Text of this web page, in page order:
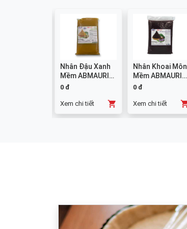
Nhân Đậu Xanh
Mềm ABMAURI
3kg
0 đ
Xem chi tiết
Nhân Khoai Môn
Mềm ABMAURI
3kg
0 đ
Xem chi tiết